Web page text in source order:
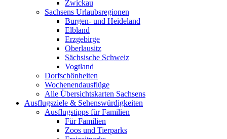
Zwickau
Sachsens Urlaubsregionen
Burgen- und Heideland
Elbland
Erzgebirge
Oberlausitz
Sächsische Schweiz
Vogtland
Dorfschönheiten
Wochenendausflüge
Alle Übersichtskarten Sachsens
Ausflugsziele & Sehenswürdigkeiten
Ausflugstipps für Familien
Für Familien
Zoos und Tierparks